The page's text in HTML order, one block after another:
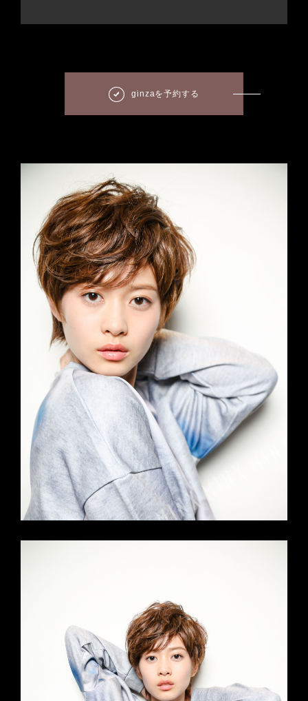
ginzaを予約する